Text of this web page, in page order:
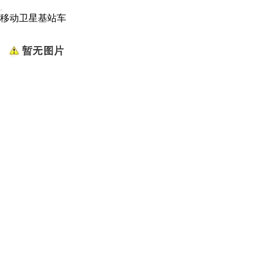
移动卫星基站车